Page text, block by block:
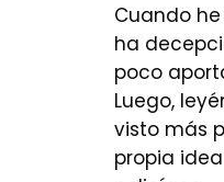
Cuando
ha
poco
Luego,
visto más
propia